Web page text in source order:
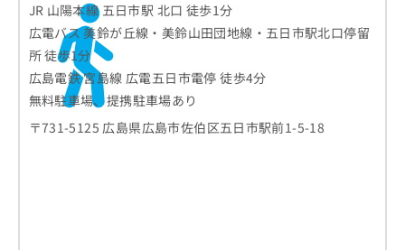
JR 山陽本線 五日市駅 北口 徒歩1分
広電バス 美鈴が丘線・美鈴山田団地線・五日市駅北口停留
所 徒歩1分
広島電鉄 宮島線 広電五日市電停 徒歩4分
無料駐車場、提携駐車場あり
〒731-5125 広島県広島市佐伯区五日市駅前1-5-18